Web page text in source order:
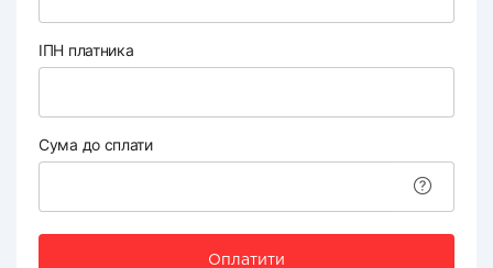
ІПН платника
Сума до сплати
Оплатити